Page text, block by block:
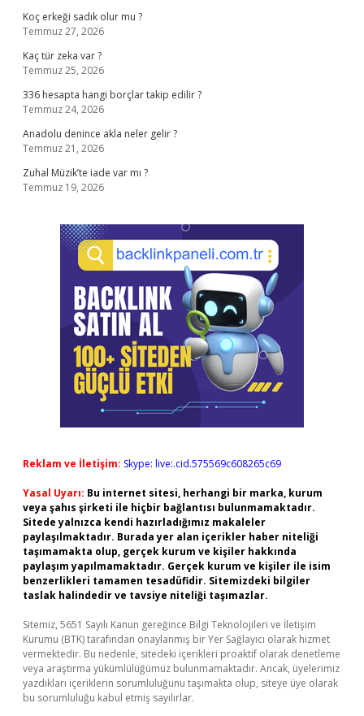
Koç erkeği sadık olur mu ?
Temmuz 27, 2026
Kaç tür zeka var ?
Temmuz 25, 2026
336 hesapta hangi borçlar takip edilir ?
Temmuz 24, 2026
Anadolu denince akla neler gelir ?
Temmuz 21, 2026
Zuhal Müzik’te iade var mı ?
Temmuz 19, 2026
Reklam ve İletişim: Skype: live:.cid.575569c608265c69
Yasal Uyarı: Bu internet sitesi, herhangi bir marka, kurum
veya şahıs şirketi ile hiçbir bağlantısı bulunmamaktadır.
Sitede yalnızca kendi hazırladığımız makaleler
paylaşılmaktadır. Burada yer alan içerikler haber niteliği
taşımamakta olup, gerçek kurum ve kişiler hakkında
paylaşım yapılmamaktadır. Gerçek kurum ve kişiler ile isim
benzerlikleri tamamen tesadüfidir. Sitemizdeki bilgiler
taslak halindedir ve tavsiye niteliği taşımazlar.
Sitemiz, 5651 Sayılı Kanun gereğince Bilgi Teknolojileri ve İletişim
Kurumu (BTK) tarafından onaylanmış bir Yer Sağlayıcı olarak hizmet
vermektedir. Bu nedenle, sitedeki içerikleri proaktif olarak denetleme
veya araştırma yükümlülüğümüz bulunmamaktadır. Ancak, üyelerimiz
yazdıkları içeriklerin sorumluluğunu taşımakta olup, siteye üye olarak
bu sorumluluğu kabul etmiş sayılırlar.